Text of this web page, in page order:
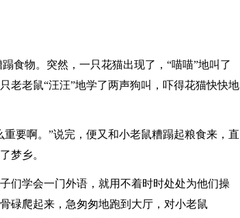
食物。突然，一只花猫出现了，“喵喵”地叫了
老老鼠“汪汪”地学了两声狗叫，吓得花猫快快地
要啊。”说完，便又和小老鼠糟蹋起粮食来，直
梦乡。
们学会一门外语，就用不着时时处处为他们操
碌爬起来，急匆匆地跑到大厅，对小老鼠